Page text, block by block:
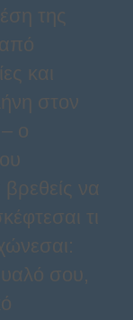
της
και
στον
ο
να
τι
σου,